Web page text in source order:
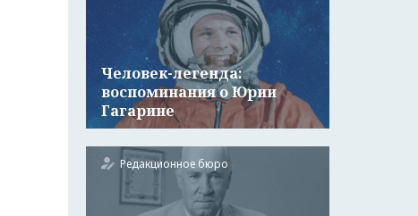
Человек-легенда:
воспоминания о Юрии
Гагарине
Редакционное бюро